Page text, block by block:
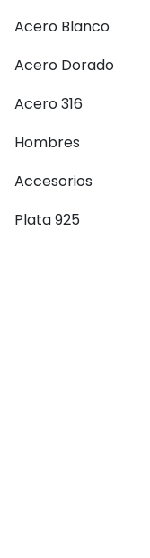
Acero Blanco
Acero Dorado
Acero 316
Hombres
Accesorios
Plata 925